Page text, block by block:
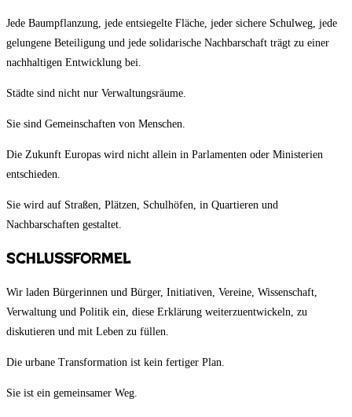
Jede Baumpflanzung, jede entsiegelte Fläche, jeder sichere Schulweg, jede
gelungene Beteiligung und jede solidarische Nachbarschaft trägt zu einer
nachhaltigen Entwicklung bei.
Städte sind nicht nur Verwaltungsräume.
Sie sind Gemeinschaften von Menschen.
Die Zukunft Europas wird nicht allein in Parlamenten oder Ministerien
entschieden.
Sie wird auf Straßen, Plätzen, Schulhöfen, in Quartieren und
Nachbarschaften gestaltet.
Schlussformel
Wir laden Bürgerinnen und Bürger, Initiativen, Vereine, Wissenschaft,
Verwaltung und Politik ein, diese Erklärung weiterzuentwickeln, zu
diskutieren und mit Leben zu füllen.
Die urbane Transformation ist kein fertiger Plan.
Sie ist ein gemeinsamer Weg.